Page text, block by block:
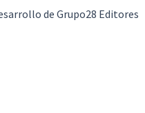
de Grupo28 Editores